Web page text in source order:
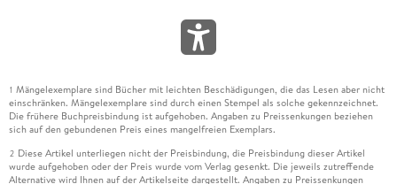
1 Mängelexemplare sind Bücher mit leichten Beschädigungen, die das Lesen aber nicht
einschränken. Mängelexemplare sind durch einen Stempel als solche gekennzeichnet.
Die frühere Buchpreisbindung ist aufgehoben. Angaben zu Preissenkungen beziehen
sich auf den gebundenen Preis eines mangelfreien Exemplars.
2 Diese Artikel unterliegen nicht der Preisbindung, die Preisbindung dieser Artikel
wurde aufgehoben oder der Preis wurde vom Verlag gesenkt. Die jeweils zutreffende
Alternative wird Ihnen auf der Artikelseite dargestellt. Angaben zu Preissenkungen